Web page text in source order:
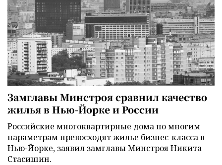
Замглавы Минстроя сравнил качество
жилья в Нью-Йорке и России
Российские многоквартирные дома по многим
параметрам превосходят жилье бизнес-класса в
Нью-Йорке, заявил замглавы Минстроя Никита
Стасишин.